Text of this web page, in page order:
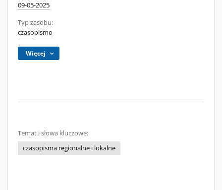
09-05-2025
Typ zasobu:
czasopismo
Więcej
Temat i słowa kluczowe:
czasopisma regionalne i lokalne